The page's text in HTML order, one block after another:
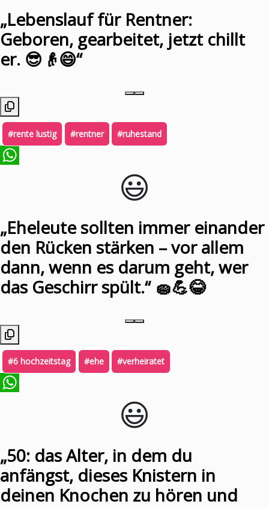
„Lebenslauf für Rentner:
Geboren, gearbeitet, jetzt chillt
er. 😎👴😄“
#rente lustig #rentner #ruhestand
😃️
„Eheleute sollten immer einander
den Rücken stärken – vor allem
dann, wenn es darum geht, wer
das Geschirr spült.“ 🧽💪😂
#6 hochzeitstag #ehe #verheiratet
😃️
„50: das Alter, in dem du
anfängst, dieses Knistern in
deinen Knochen zu hören und